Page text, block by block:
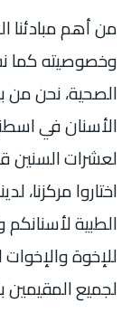
من أهم مبادئنا
وخصوصيته كما
الصحية، نحن من
الأسنان في
لعشرات السنين
اختاروا مركزنا،
الطبية
للإخوة
لجميع